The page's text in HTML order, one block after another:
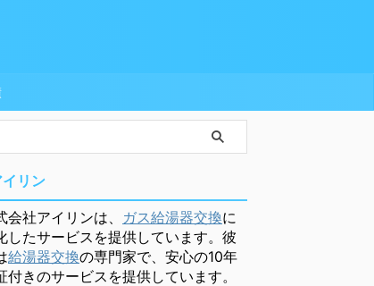
イリン
会社アイリンは、 ガス給湯器交換に
したサービスを提供しています。彼
給湯器交換の専門家で、安心の10年
付きのサービスを提供しています。